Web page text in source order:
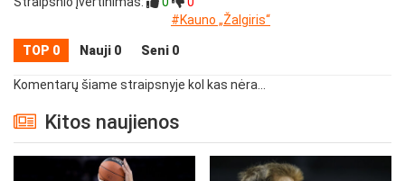
#Kauno „Žalgiris“
TOP 0 Nauji 0 Seni 0
Komentarų šiame straipsnyje kol kas nėra...
Kitos naujienos